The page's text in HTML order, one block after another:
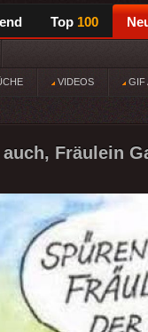
Top 100
VIDEOS GIF
Fräulein